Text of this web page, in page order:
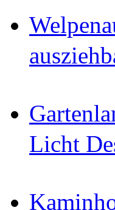
Licht